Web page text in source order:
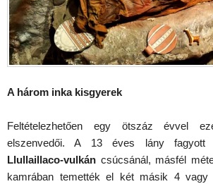
A három inka kisgyerek
Feltételezhetően egy ötszáz évvel
elszenvedői. A 13 éves lány fagyott
Llullaillaco-vulkán csúcsánál, másfél
kamrában temették el két másik 4